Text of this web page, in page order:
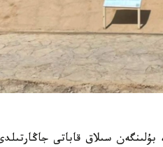
سىلاق قاباتى